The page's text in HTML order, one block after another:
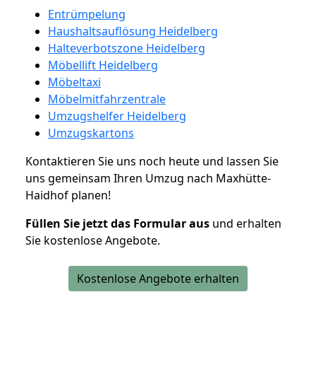
Entrümpelung
Haushaltsauflösung Heidelberg
Halteverbotszone Heidelberg
Möbellift Heidelberg
Möbeltaxi
Möbelmitfahrzentrale
Umzugshelfer Heidelberg
Umzugskartons
Kontaktieren Sie uns noch heute und lassen Sie
uns gemeinsam Ihren Umzug nach Maxhütte-
Haidhof planen!
Füllen Sie jetzt das Formular aus und erhalten
Sie kostenlose Angebote.
Kostenlose Angebote erhalten